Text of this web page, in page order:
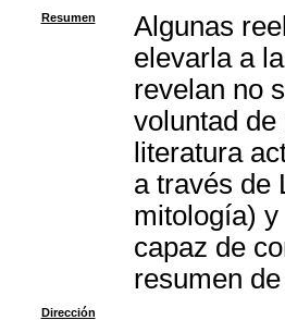
Resumen
Algunas
elevarla a
revelan no
voluntad
literatura
a través de
mitología)
capaz de
resumen
Dirección